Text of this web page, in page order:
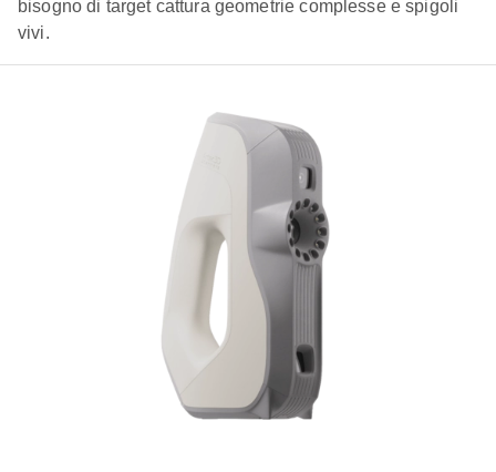
bisogno di target cattura geometrie complesse e spigoli
vivi.